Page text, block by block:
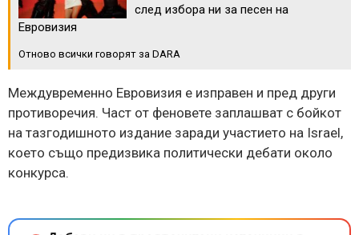
след избора ни за песен на
Евровизия
Отново всички говорят за DARA
Междувременно Евровизия е изправен и пред други
противоречия. Част от феновете заплашват с бойкот
на тазгодишното издание заради участието на Israel,
което също предизвика политически дебати около
конкурса.